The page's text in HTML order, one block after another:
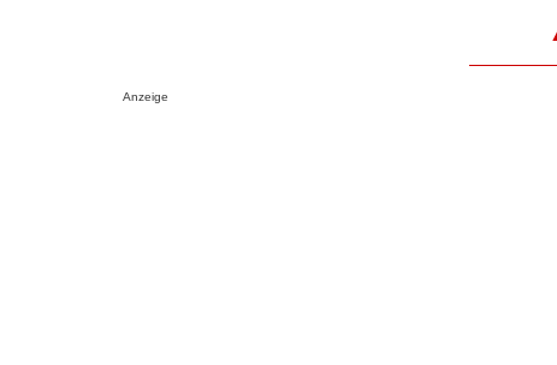
Anzeige